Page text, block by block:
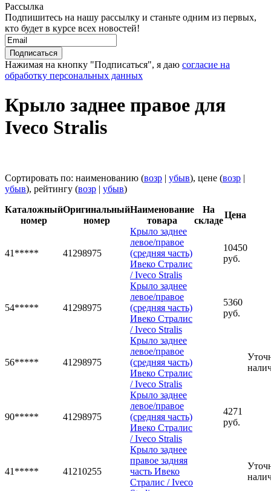
Рассылка
Подпишитесь на нашу рассылку и станьте одним из первых,
кто будет в курсе всех новостей!
Нажимая на кнопку "Подписаться", я даю согласие на
обработку персональных данных
Крыло заднее правое для
Iveco Stralis
Сортировать по: наименованию (возр | убыв), цене (возр |
убыв), рейтингу (возр | убыв)
Каталожный
номер
Оригинальный
номер
Наименование
товара
На
складе
Цена
41***** 41298975
Крыло заднее
левое/правое
(средняя часть)
Ивеко Стралис
/ Iveco Stralis
10450
руб.
54***** 41298975
Крыло заднее
левое/правое
(средняя часть)
Ивеко Стралис
/ Iveco Stralis
5360
руб.
56***** 41298975
Крыло заднее
левое/правое
(средняя часть)
Ивеко Стралис
/ Iveco Stralis
90***** 41298975
Крыло заднее
левое/правое
(средняя часть)
Ивеко Стралис
/ Iveco Stralis
4271
руб.
41***** 41210255
Крыло заднее
правое задняя
часть Ивеко
Стралис / Iveco